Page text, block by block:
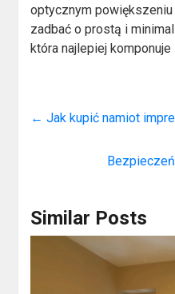
optycznym
zadbać o prostą i
która najlepiej
← Jak kupić namiot
Similar Posts